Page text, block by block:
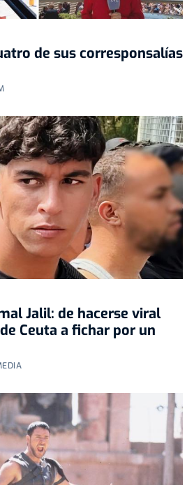
de sus corresponsalías
Jalil: de hacerse viral
Ceuta a fichar por un